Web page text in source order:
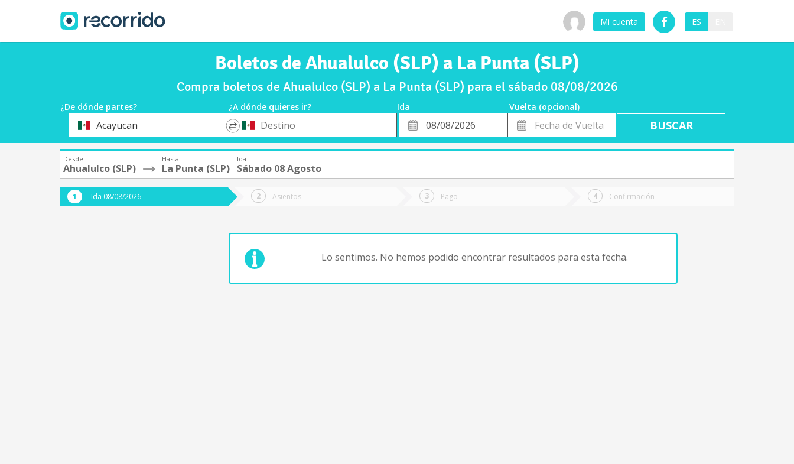
Mi cuenta ES
Boletos de Ahualulco (SLP) a La Punta (SLP)
Compra boletos de Ahualulco (SLP) a La Punta (SLP) para el sábado 08/08/2026
¿De dónde partes? ¿A dónde quieres ir? Ida
Vuelta (opcional)
OrigenAcayucan
*
Destino
Fecha
de
Fecha
de
Vuelta
Desde
Ahualulco (SLP)
Hasta
La Punta (SLP)
Ida
Sábado 08 Agosto
Ida 08/08/2026 Asientos Pago Confirmación
Lo sentimos. No hemos podido encontrar resultados para esta fecha.